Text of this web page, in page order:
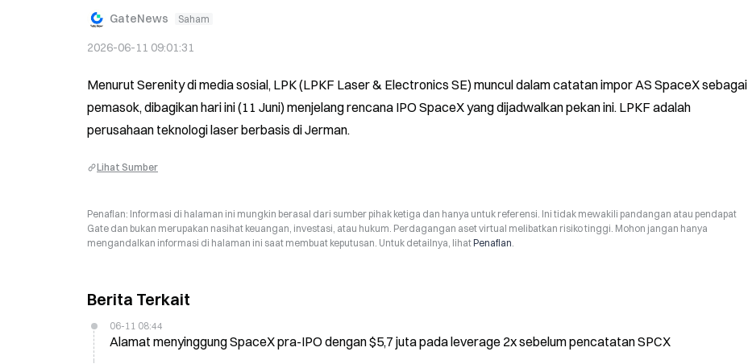
GateNews Saham
2026-06-11 09:01:31
Menurut Serenity di media sosial, LPK (LPKF Laser & Electronics SE) muncul dalam catatan impor AS SpaceX sebagai
pemasok, dibagikan hari ini (11 Juni) menjelang rencana IPO SpaceX yang dijadwalkan pekan ini. LPKF adalah
perusahaan teknologi laser berbasis di Jerman.
Lihat Sumber
Penafian: Informasi di halaman ini mungkin berasal dari sumber pihak ketiga dan hanya untuk referensi. Ini tidak mewakili pandangan atau pendapat
Gate dan bukan merupakan nasihat keuangan, investasi, atau hukum. Perdagangan aset virtual melibatkan risiko tinggi. Mohon jangan hanya
mengandalkan informasi di halaman ini saat membuat keputusan. Untuk detailnya, lihatPenafian.
Berita Terkait
06-11 08:44
Alamat menyinggung SpaceX pra-IPO dengan $5,7 juta pada leverage 2x sebelum pencatatan SPCX